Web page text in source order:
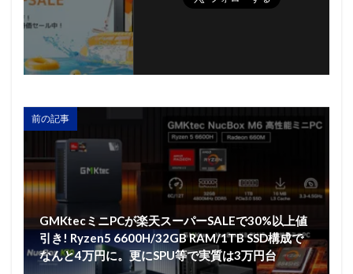
前の記事
GMKtecミニPCが楽天スーパーSALEで30%以上値
引き! Ryzen5 6600H/32GB RAM/1TB SSD構成で
なんと4万円に。更にSPU等で実質は3万円台